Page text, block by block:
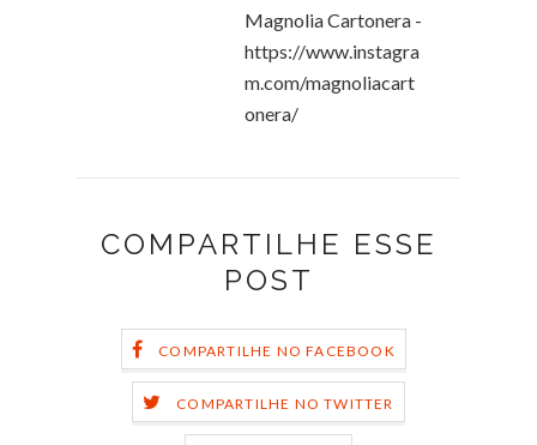
Magnolia Cartonera -
https://www.instagra
m.com/magnoliacart
onera/
COMPARTILHE ESSE
POST
COMPARTILHE NO FACEBOOK
COMPARTILHE NO TWITTER